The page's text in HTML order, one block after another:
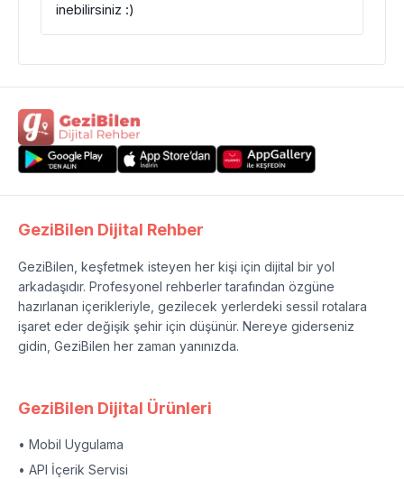
inebilirsiniz :)
GeziBilen Dijital Rehber
GeziBilen, keşfetmek isteyen her kişi için dijital bir yol
arkadaşıdır. Profesyonel rehberler tarafından özgüne
hazırlanan içerikleriyle, gezilecek yerlerdeki sessil rotalara
işaret eder değişik şehir için düşünür. Nereye giderseniz
gidin, GeziBilen her zaman yanınızda.
GeziBilen Dijital Ürünleri
• Mobil Uygulama
• API İçerik Servisi